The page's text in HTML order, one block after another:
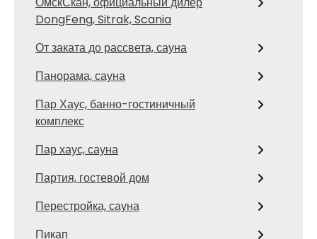
DongFeng, Sitrak, Scania
От заката до рассвета, сауна
Панорама, сауна
Пар Хаус, банно-гостиничный
комплекс
Пар хаус, сауна
Партия, гостевой дом
Перестройка, сауна
Пикап